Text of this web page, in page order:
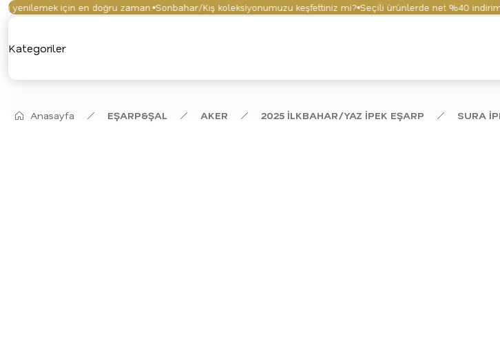
için en doğru zaman. Sonbahar/Kış koleksiyonumuzu keşfettiniz mi? Seçili ürünlerde net %40 indirim
Kategoriler
Anasayfa EŞARP&ŞAL AKER 2025 İLKBAHAR/YAZ İPEK EŞARP SURA